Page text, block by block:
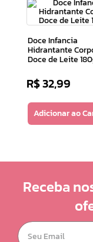
Doce Infancia
Hidrantante
Doce de Leite
R$32,99
Adicionar ao
Receba